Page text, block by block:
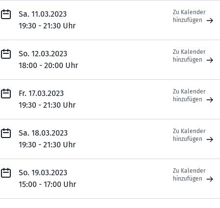
Sa. 11.03.2023
19:30 - 21:30 Uhr
Zu Kalender
hinzufügen
So. 12.03.2023
18:00 - 20:00 Uhr
Zu Kalender
hinzufügen
Fr. 17.03.2023
19:30 - 21:30 Uhr
Zu Kalender
hinzufügen
Sa. 18.03.2023
19:30 - 21:30 Uhr
Zu Kalender
hinzufügen
So. 19.03.2023
15:00 - 17:00 Uhr
Zu Kalender
hinzufügen